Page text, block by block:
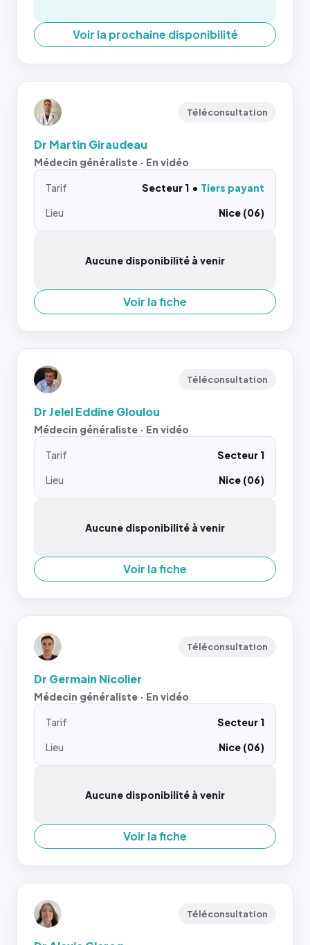
Voir la prochaine disponibilité
Téléconsultation
Dr Martin Giraudeau
Médecin généraliste · En vidéo
Tarif Secteur 1
Tiers payant
Lieu
Nice (06)
Aucune disponibilité à venir
Voir la fiche
Téléconsultation
Dr Jelel Eddine Gloulou
Médecin généraliste · En vidéo
Tarif
Secteur 1
Lieu
Nice (06)
Aucune disponibilité à venir
Voir la fiche
Téléconsultation
Dr Germain Nicolier
Médecin généraliste · En vidéo
Tarif
Secteur 1
Lieu
Nice (06)
Aucune disponibilité à venir
Voir la fiche
Téléconsultation